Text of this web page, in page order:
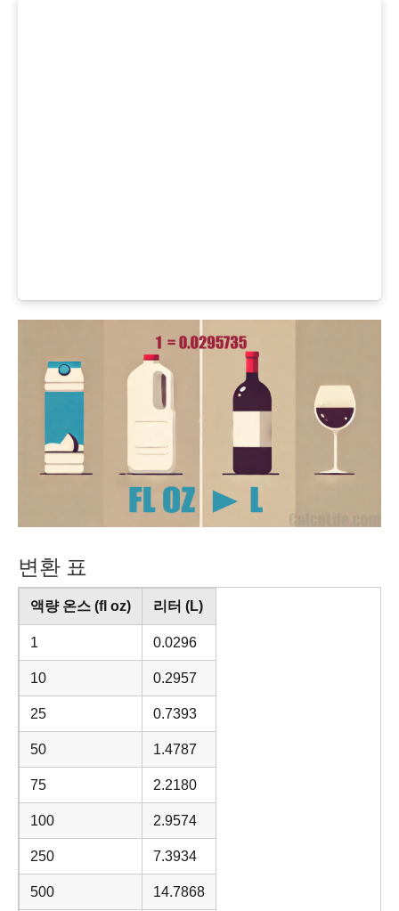
변환 표
액량 온스 (fl oz) 리터 (L)
1 0.0296
10 0.2957
25 0.7393
50 1.4787
75 2.2180
100 2.9574
250 7.3934
500 14.7868